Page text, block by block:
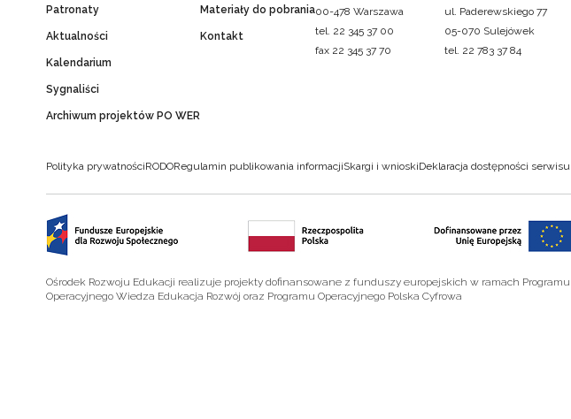
Patronaty
Aktualności
Kalendarium
Sygnaliści
Archiwum projektów PO WER
Materiały do pobrania
Kontakt
00-478 Warszawa
tel. 22 345 37 00
fax 22 345 37 70
ul. Paderewskiego 77
05-070 Sulejówek
tel. 22 783 37 84
Polityka prywatnościRODORegulamin publikowania informacjiSkargi i wnioskiDeklaracja dostępności serwisu
Ośrodek Rozwoju Edukacji realizuje projekty dofinansowane z funduszy europejskich w ramach Programu
Operacyjnego Wiedza Edukacja Rozwój oraz Programu Operacyjnego Polska Cyfrowa